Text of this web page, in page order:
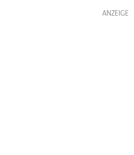
ANZEIGE